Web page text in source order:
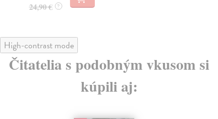
24,90 € ?
High-contrast mode
Čitatelia s podobným vkusom si
kúpili aj: